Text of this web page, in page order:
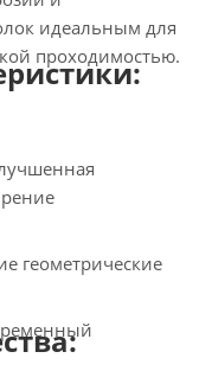
идеальным для
проходимостью.
геометрические